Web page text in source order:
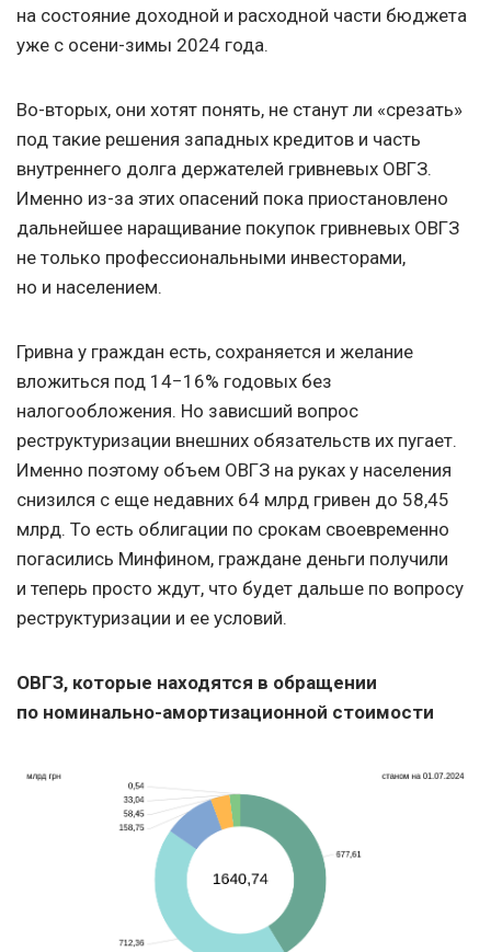
на состояние доходной и расходной части бюджета
уже с осени-зимы 2024 года.
Во-вторых, они хотят понять, не станут ли «срезать»
под такие решения западных кредитов и часть
внутреннего долга держателей гривневых ОВГЗ.
Именно из-за этих опасений пока приостановлено
дальнейшее наращивание покупок гривневых ОВГЗ
не только профессиональными инвесторами,
но и населением.
Гривна у граждан есть, сохраняется и желание
вложиться под 14−16% годовых без
налогообложения. Но зависший вопрос
реструктуризации внешних обязательств их пугает.
Именно поэтому объем ОВГЗ на руках у населения
снизился с еще недавних 64 млрд гривен до 58,45
млрд. То есть облигации по срокам своевременно
погасились Минфином, граждане деньги получили
и теперь просто ждут, что будет дальше по вопросу
реструктуризации и ее условий.
ОВГЗ, которые находятся в обращении
по номинально-амортизационной стоимости